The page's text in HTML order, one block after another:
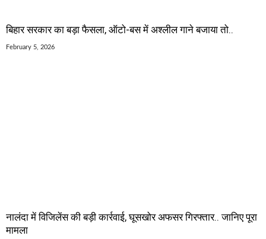
बिहार सरकार का बड़ा फैसला, ऑटो-बस में अश्लील गाने बजाया तो..
February 5, 2026
नालंदा में विजिलेंस की बड़ी कार्रवाई, घूसखोर अफसर गिरफ्तार.. जानिए पूरा
मामला